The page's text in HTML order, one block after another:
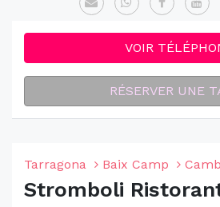
VOIR
RÉSERVER UNE
Tarragona Baix Camp
Stromboli